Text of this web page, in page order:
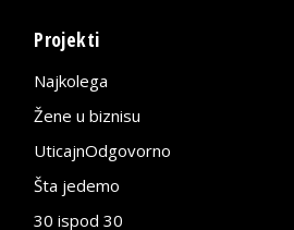
Projekti
Najkolega
Žene u biznisu
UticajnOdgovorno
Šta jedemo
30 ispod 30